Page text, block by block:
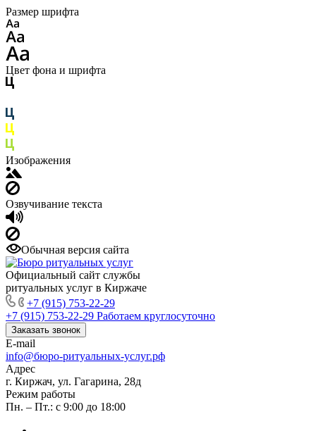
Размер шрифта
Цвет фона и шрифта
Изображения
Озвучивание текста
Обычная версия сайта
Официальный сайт службы
ритуальных услуг в Киржаче
+7 (915) 753-22-29
+7 (915) 753-22-29 Работаем круглосуточно
Заказать звонок
E-mail
info@бюро-ритуальных-услуг.рф
Адрес
г. Киржач, ул. Гагарина, 28д
Режим работы
Пн. – Пт.: с 9:00 до 18:00